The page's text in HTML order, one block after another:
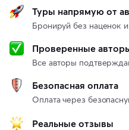
Туры напрямую от
Бронируй без наценок
Проверенные
Все авторы
Безопасная оплата
Оплата через
Реальные отзывы